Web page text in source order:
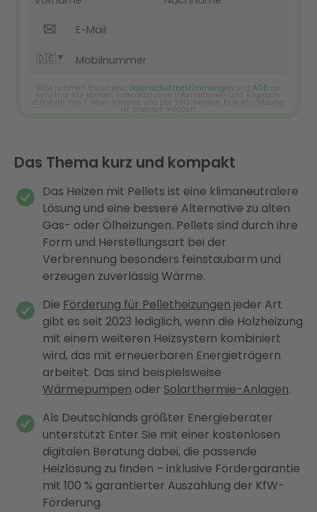
Das Thema kurz und kompakt
Das Heizen mit Pellets ist eine klimaneutralere
Lösung und eine bessere Alternative zu alten
Gas- oder Ölheizungen. Pellets sind durch ihre
Form und Herstellungsart bei der
Verbrennung besonders feinstaubarm und
erzeugen zuverlässig Wärme.
Die Förderung für Pelletheizungen jeder Art
gibt es seit 2023 lediglich, wenn die Holzheizung
mit einem weiteren Heizsystem kombiniert
wird, das mit erneuerbaren Energieträgern
arbeitet. Das sind beispielsweise
Wärmepumpen oder Solarthermie-Anlagen.
Als Deutschlands größter Energieberater
unterstützt Enter Sie mit einer kostenlosen
digitalen Beratung dabei, die passende
Heizlösung zu finden – inklusive Fördergarantie
mit 100 % garantierter Auszahlung der KfW-
Förderung.